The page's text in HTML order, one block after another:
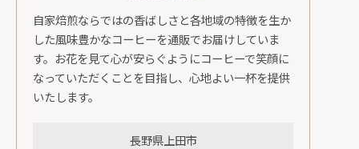
自家焙煎ならではの香ばしさと各地域の特徴を生か
した風味豊かなコーヒーを通販でお届けしていま
す。お花を見て心が安らぐようにコーヒーで笑顔に
なっていただくことを目指し、心地よい一杯を提供
いたします。
長野県上田市